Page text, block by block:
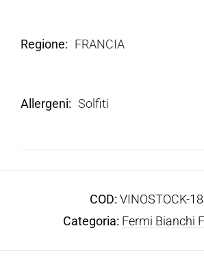
Regione FRANCIA
Allergeni Solfiti
COD: VINOSTOCK-
Categoria: Fermi Bianchi